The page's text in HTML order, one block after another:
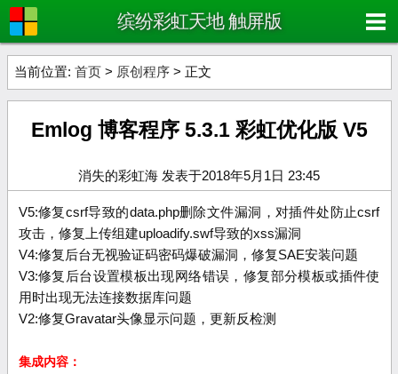
缤纷彩虹天地 触屏版
当前位置: 首页 > 原创程序 > 正文
Emlog 博客程序 5.3.1 彩虹优化版 V5
消失的彩虹海 发表于2018年5月1日 23:45
V5:修复csrf导致的data.php删除文件漏洞，对插件处防止csrf
攻击，修复上传组建uploadify.swf导致的xss漏洞
V4:修复后台无视验证码密码爆破漏洞，修复SAE安装问题
V3:修复后台设置模板出现网络错误，修复部分模板或插件使
用时出现无法连接数据库问题
V2:修复Gravatar头像显示问题，更新反检测
集成内容：